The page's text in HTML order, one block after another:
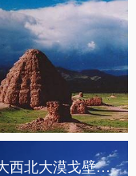
宁夏青海甘肃13日单身游---体验大西北大漠戈壁风情